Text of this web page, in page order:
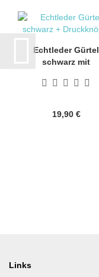
Echtleder Gürtel
schwarz mit
19,90 €
Links